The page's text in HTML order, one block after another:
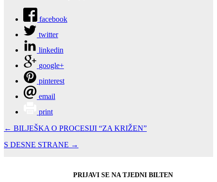
facebook
twitter
linkedin
google+
pinterest
email
print
← BILJEŠKA O PROCESIJI “ZA KRIŽEN”
S DESNE STRANE →
PRIJAVI SE NA TJEDNI BILTEN